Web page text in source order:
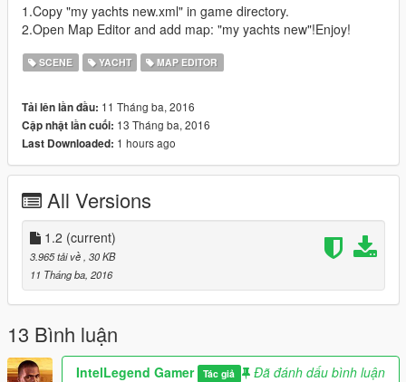
1.Copy "my yachts new.xml" in game directory.
2.Open Map Editor and add map: "my yachts new"!Enjoy!
SCENE YACHT MAP EDITOR
Tải lên lần đầu: 11 Tháng ba, 2016
Cập nhật lần cuối: 13 Tháng ba, 2016
Last Downloaded: 1 hours ago
All Versions
1.2 (current)
3.965 tải về , 30 KB
11 Tháng ba, 2016
13 Bình luận
IntelLegend Gamer Tác giả
Đã đánh dấu bình luận